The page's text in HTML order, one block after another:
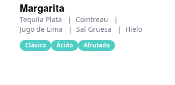
Margarita
Tequila Plata | Cointreau
|
Jugo de Lima
| Sal Gruesa | Hielo
Clásico Ácido Afrutado